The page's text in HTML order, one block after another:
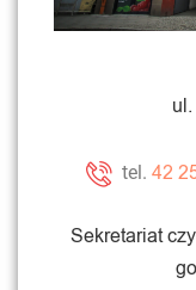
tel. 42
Sekretariat